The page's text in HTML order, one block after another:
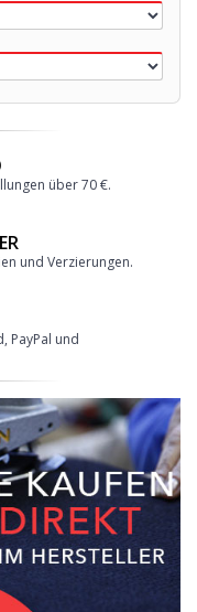
über 70 €.
und Verzierungen.
PayPal und